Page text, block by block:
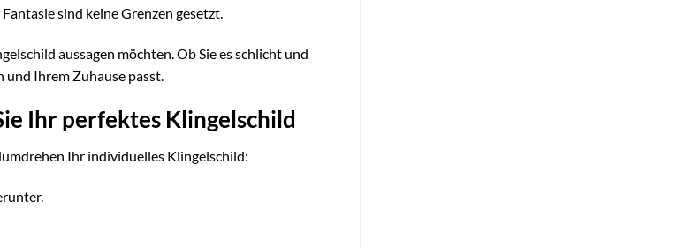
sind keine Grenzen gesetzt.
aussagen möchten. Ob Sie es schlicht und
Ihrem Zuhause passt.
Ihr perfektes Klingelschild
Ihr individuelles Klingelschild: